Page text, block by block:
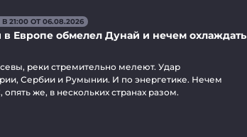
ОТ 06.08.2026
Европе обмелел Дунай и нечем охлаждать
реки стремительно мелеют. Удар
Сербии и Румынии. И по энергетике. Нечем
же, в нескольких странах разом.